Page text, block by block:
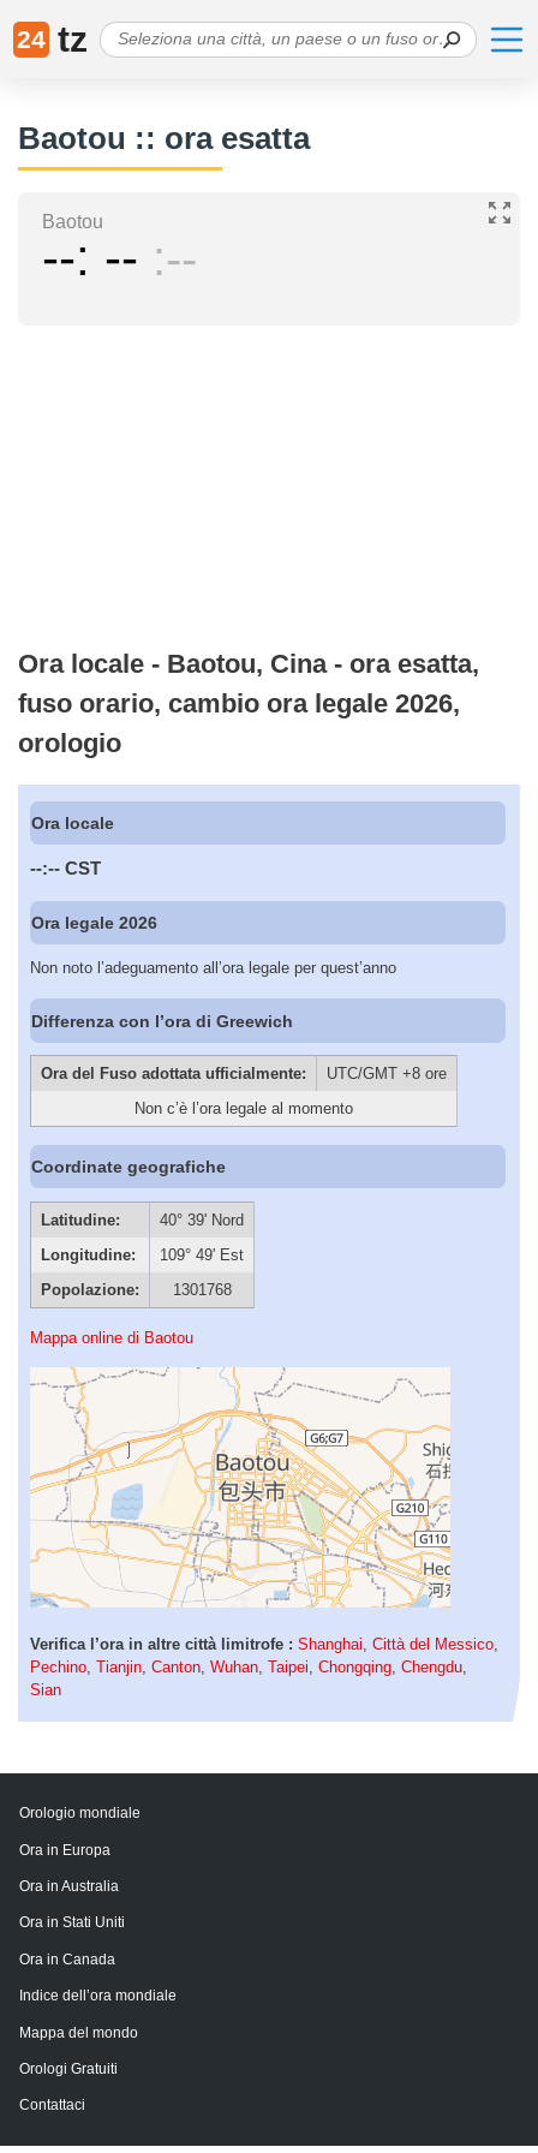
24 tz
Baotou :: ora esatta
Baotou
-- -- --
Ora locale - Baotou, Cina - ora esatta,
fuso orario, cambio ora legale 2026,
orologio
Ora locale
--:-- CST
Ora legale 2026
Non noto l’adeguamento all’ora legale per quest’anno
Differenza con l’ora di Greewich
Ora del Fuso adottata ufficialmente:
UTC/GMT +8 ore
Non c’è l’ora legale al momento
Coordinate geografiche
Latitudine:
40° 39' Nord
Longitudine:
109° 49' Est
Popolazione:
1301768
Mappa online di Baotou
Verifica l’ora in altre città limitrofe : Shanghai Città del Messico
Pechino Tianjin Canton Wuhan Taipei Chongqing Chengdu
Sian
Orologio mondiale
Ora in Europa
Ora in Australia
Ora in Stati Uniti
Ora in Canada
Indice dell’ora mondiale
Mappa del mondo
Orologi Gratuiti
Contattaci